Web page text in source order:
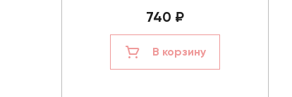
740 ₽
В корзину